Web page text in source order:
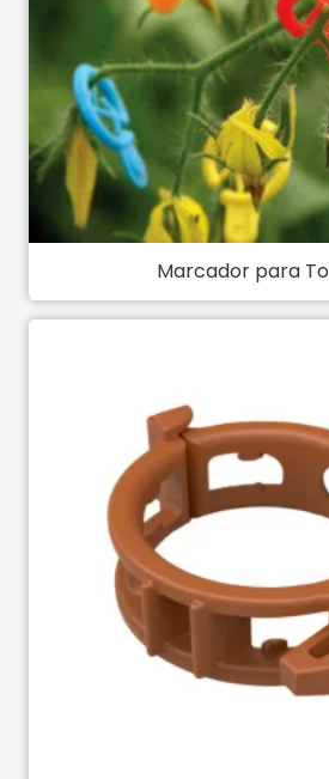
Marcador para